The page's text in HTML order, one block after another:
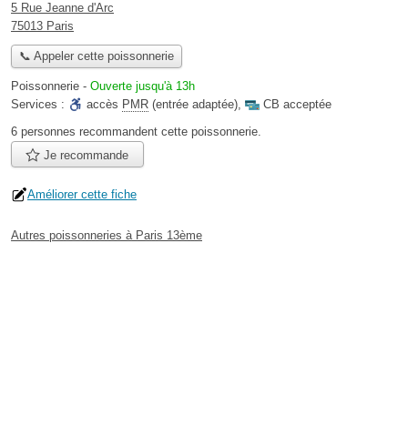
5 Rue Jeanne d'Arc
75013 Paris
📞 Appeler cette poissonnerie
Poissonnerie - Ouverte jusqu'à 13h
Services :
accès PMR (entrée adaptée),
CB acceptée
6 personnes recommandent cette poissonnerie.
Je recommande
Améliorer cette fiche
Autres poissonneries à Paris 13ème